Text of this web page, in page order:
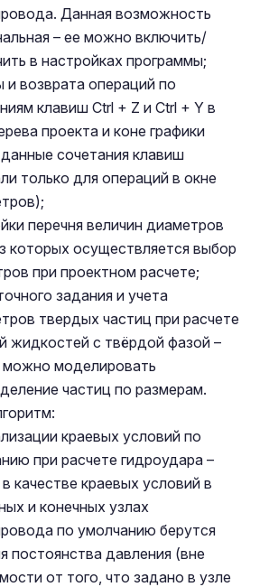
Данная возможность
– ее можно включить/
в настройках программы;
и возврата операций по
клавиш Ctrl + Z и Ctrl + Y в
проекта и коне графики
сочетания клавиш
только для операций в окне
перечня величин диаметров
которых осуществляется выбор
при проектном расчете;
задания и учета
твердых частиц при расчете
жидкостей с твёрдой фазой –
можно моделировать
частиц по размерам.
краевых условий по
при расчете гидроудара –
качестве краевых условий в
и конечных узлах
по умолчанию берутся
постоянства давления (вне
от того, что задано в узле